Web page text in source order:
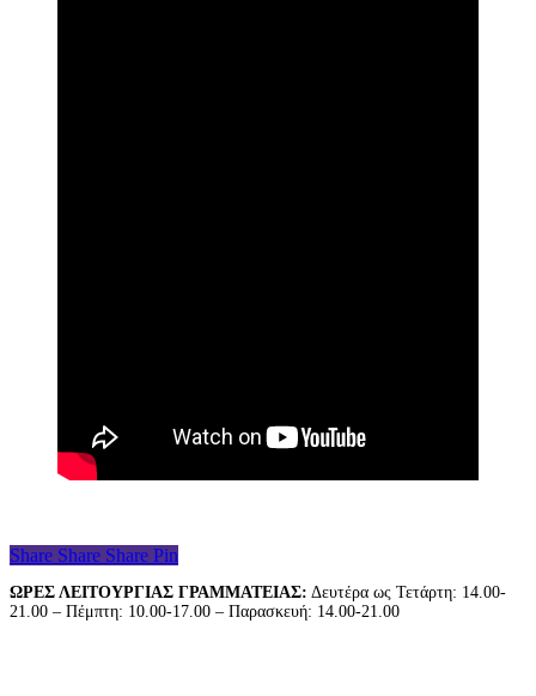
Share Share Share Pin
ΩΡΕΣ ΛΕΙΤΟΥΡΓΙΑΣ ΓΡΑΜΜΑΤΕΙΑΣ: Δευτέρα ως Τετάρτη: 14.00-
21.00 – Πέμπτη: 10.00-17.00 – Παρασκευή: 14.00-21.00